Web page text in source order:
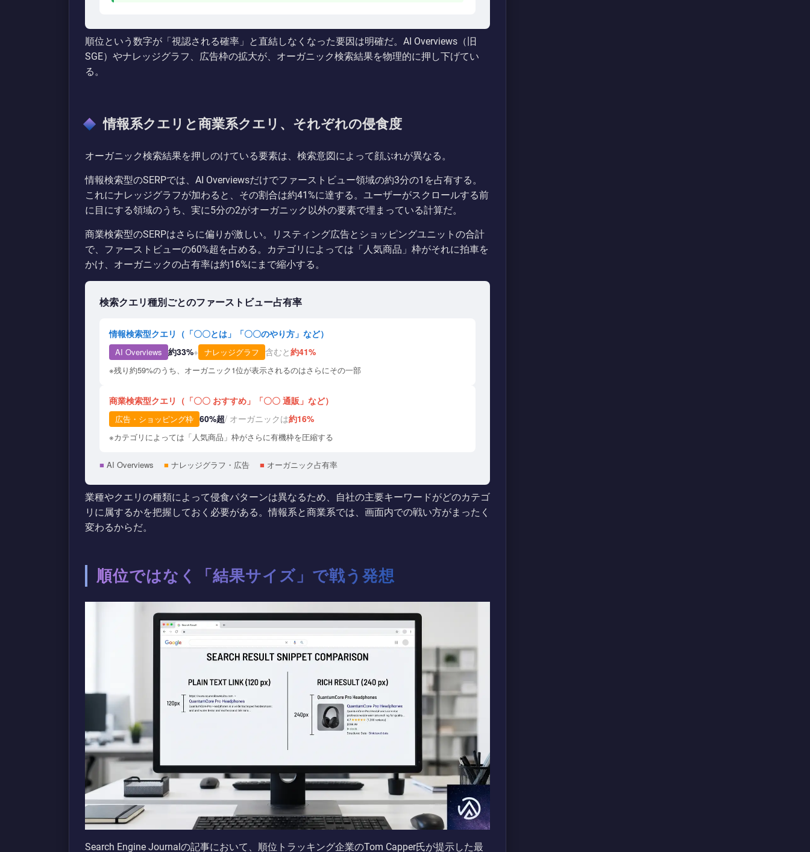
順位という数字が「視認される確率」と直結しなくなった要因は明確だ。AI Overviews（旧
SGE）やナレッジグラフ、広告枠の拡大が、オーガニック検索結果を物理的に押し下げてい
る。
情報系クエリと商業系クエリ、それぞれの侵食度
オーガニック検索結果を押しのけている要素は、検索意図によって顔ぶれが異なる。
情報検索型のSERPでは、AI Overviewsだけでファーストビュー領域の約3分の1を占有する。
これにナレッジグラフが加わると、その割合は約41%に達する。ユーザーがスクロールする前
に目にする領域のうち、実に5分の2がオーガニック以外の要素で埋まっている計算だ。
商業検索型のSERPはさらに偏りが激しい。リスティング広告とショッピングユニットの合計
で、ファーストビューの60%超を占める。カテゴリによっては「人気商品」枠がそれに拍車を
かけ、オーガニックの占有率は約16%にまで縮小する。
検索クエリ種別ごとのファーストビュー占有率
情報検索型クエリ（「〇〇とは」「〇〇のやり方」など）
AI Overviews 約33%+ ナレッジグラフ 含むと約41%
※残り約59%のうち、オーガニック1位が表示されるのはさらにその一部
商業検索型クエリ（「〇〇 おすすめ」「〇〇 通販」など）
広告・ショッピング枠 60%超/ オーガニックは約16%
※カテゴリによっては「人気商品」枠がさらに有機枠を圧縮する
■ AI Overviews ■ ナレッジグラフ・広告 ■ オーガニック占有率
業種やクエリの種類によって侵食パターンは異なるため、自社の主要キーワードがどのカテゴ
リに属するかを把握しておく必要がある。情報系と商業系では、画面内での戦い方がまったく
変わるからだ。
順位ではなく「結果サイズ」で戦う発想
Search Engine Journalの記事において、順位トラッキング企業のTom Capper氏が提示した最